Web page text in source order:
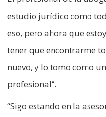
estudio jurídico como
eso, pero ahora que
tener que encontrarme
nuevo, y lo tomo como
profesional“.
“Sigo estando en la